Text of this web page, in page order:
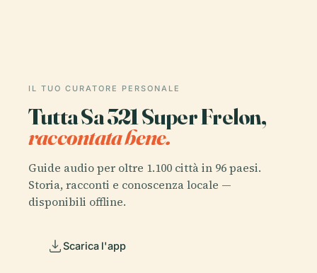
IL TUO CURATORE PERSONALE
Tutta Sa 321 Super Frelon,
raccontata bene.
Guide audio per oltre 1.100 città in 96 paesi.
Storia, racconti e conoscenza locale —
disponibili offline.
Scarica l'app